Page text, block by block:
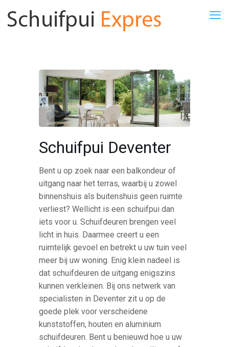
Schuifpui Deventer
Bent u op zoek naar een balkondeur of
uitgang naar het terras, waarbij u zowel
binnenshuis als buitenshuis geen ruimte
verliest? Wellicht is een schuifpui dan
iets voor u. Schuifdeuren brengen veel
licht in huis. Daarmee creert u een
ruimtelijk gevoel en betrekt u uw tuin veel
meer bij uw woning. Enig klein nadeel is
dat schuifdeuren de uitgang enigszins
kunnen verkleinen. Bij ons netwerk van
specialisten in Deventer zit u op de
goede plek voor verscheidene
kunststoffen, houten en aluminium
schuifdeuren. Bent u benieuwd hoe u uw